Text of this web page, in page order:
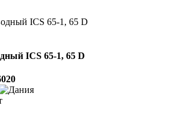
ICS 65-1, 65 D